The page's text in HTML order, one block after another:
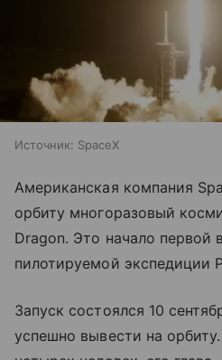
Источник: SpaceX
Американская компания
орбиту многоразовый
Dragon. Это начало первой
пилотируемой экспедиции
Запуск состоялся 10
успешно вывести на